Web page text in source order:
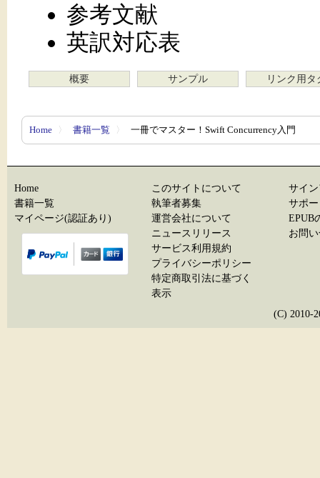
参考文献
英訳対応表
概要 サンプル リンク用タ
Home 〉 書籍一覧 〉 一冊でマスター！Swift Concurrency入門
Home
書籍一覧
マイページ(認証あり)
このサイトについて
執筆者募集
運営会社について
ニュースリリース
サービス利用規約
プライバシーポリシー
特定商取引法に基づく
表示
サイ
サポ
EPUB
お問
(C) 2010-